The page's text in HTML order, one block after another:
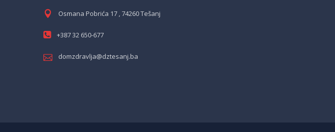
Osmana Pobrića 17 , 74260 Tešanj
+387 32 650-677
domzdravlja@dztesanj.ba